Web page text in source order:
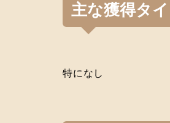
主な獲得タ
特になし